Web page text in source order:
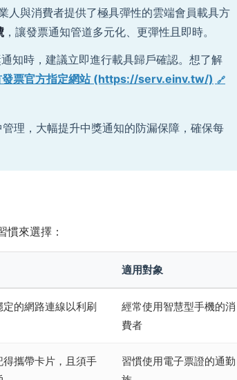
人與消費者提供了極具彈性的雲端會員載具方
，讓發票通知管道多元化、更彈性且即時。
知時，建議立即進行載具歸戶確認。想了解
發票官方指定網站 (https://serv.einv.tw/)
管理，大幅提升中獎通知的防漏保障，確保每
慣來選擇：
適用對象
定的網路連線以利刷
經常使用智慧型手機的消
費者
得攜帶卡片，且須手
習慣使用電子票證的通勤